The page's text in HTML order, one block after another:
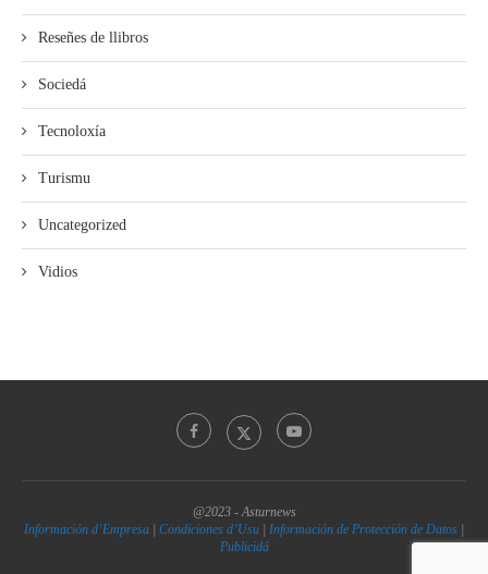
Reseñes de llibros
Sociedá
Tecnoloxía
Turismu
Uncategorized
Vidios
@2023 - Asturnews
Información d’Empresa | Condiciones d’Usu | Información de Protección de Datos |
Publicidá